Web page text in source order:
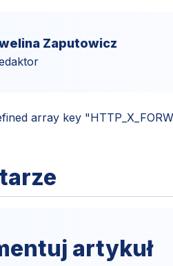
Zaputowicz
array key
artykuł